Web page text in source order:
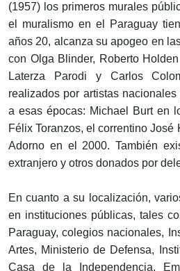
(1957) los primeros murales
el muralismo en el Paraguay
años 20, alcanza su apogeo en
con Olga Blinder, Roberto
Laterza Parodi y Carlos
realizados por artistas
a esas épocas: Michael Burt en
Félix Toranzos, el correntino José
Adorno en el 2000. También
extranjero y otros donados por
En cuanto a su localización,
en instituciones públicas, tales
Paraguay, colegios nacionales,
Artes, Ministerio de Defensa,
Casa de la Independencia,